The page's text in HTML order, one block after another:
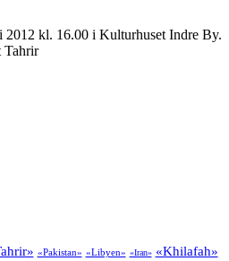
kl. 16.00 i Kulturhuset Indre By.
«Pakistan» «Libyen» «Iran» «Khilafah»